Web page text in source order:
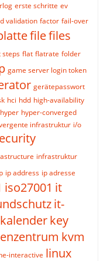
erste schritte ev
validation factor fail-over
filefiles
steps flat flatrate folder
game server login token
gerätepasswort
hci hdd high-availability
hyper hyper-converged
infrastruktur i/o
infrastruktur
ip address ip adresse
iso27001 it
it-
kalenderkey
kvm
interactive linux